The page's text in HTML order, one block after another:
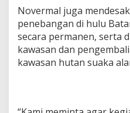
Novermal juga
penebangan di hulu
secara permanen, serta
kawasan dan
kawasan hutan suaka